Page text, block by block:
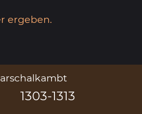
ergeben.
1303-1313